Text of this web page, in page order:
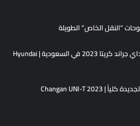
“النقل الخاص” الطويلة
مواصفات وأسعار هيونداي جراند كريتا 2023 في السعودية | Hyundai